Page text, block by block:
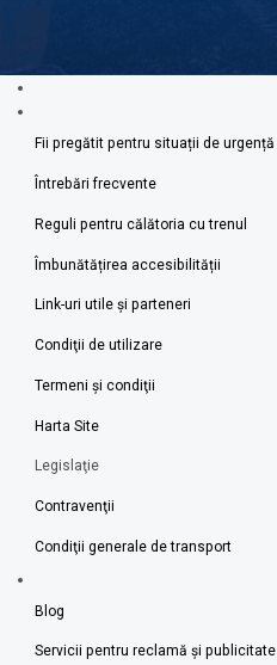
Fii pregătit pentru situații de urgență
Întrebări frecvente
Reguli pentru călătoria cu trenul
Îmbunătățirea accesibilității
Link-uri utile şi parteneri
Condiţii de utilizare
Termeni şi condiţii
Harta Site
Legislaţie
Contravenţii
Condiţii generale de transport
Blog
Servicii pentru reclamă și publicitate